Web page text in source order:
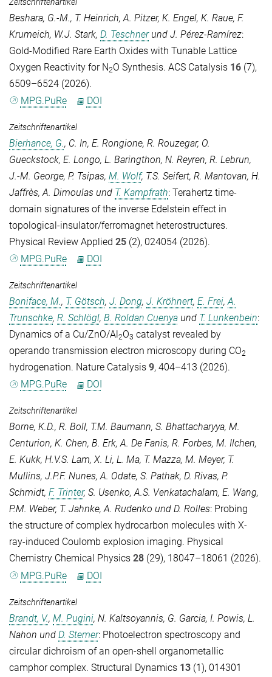
Beshara, G.-M., T. Heinrich, A. Pitzer, K. Engel, K. Raue, F.
Krumeich, W.J. Stark, D. Teschnerund J. Pérez-Ramírez:
Gold-Modified Rare Earth Oxides with Tunable Lattice
Oxygen Reactivity for N2O Synthesis. ACS Catalysis 16 (7),
6509–6524 (2026).
MPG.PuRe
DOI
Zeitschriftenartikel
Bierhance, G., C. In, E. Rongione, R. Rouzegar, O.
Gueckstock, E. Longo, L. Baringthon, N. Reyren, R. Lebrun,
J.-M. George, P. Tsipas, M. Wolf, T.S. Seifert, R. Mantovan, H.
Jaffrès,A. Dimoulas und T. Kampfrath: Terahertz time-
domain signatures of the inverse Edelstein effect in
topological-insulator/ferromagnet heterostructures.
Physical Review Applied 25 (2), 024054 (2026).
MPG.PuRe
DOI
Zeitschriftenartikel
Boniface, M., T. Götsch, J. Dong, J. Kröhnert, E. Frei,A.
Trunschke, R. Schlögl, B. Roldan Cuenya und T. Lunkenbein:
Dynamics of a Cu/ZnO/Al2O3 catalyst revealed by
operando transmission electron microscopy during CO2
hydrogenation. Nature Catalysis 9, 404–413 (2026).
MPG.PuRe
DOI
Zeitschriftenartikel
Borne, K.D., R. Boll, T.M. Baumann, S. Bhattacharyya, M.
Centurion, K. Chen, B. Erk,A. De Fanis, R. Forbes, M. Ilchen,
E. Kukk, H.V.S. Lam, X. Li, L. Ma, T. Mazza, M. Meyer, T.
Mullins, J.P.F. Nunes,A. Odate, S. Pathak, D. Rivas, P.
Schmidt, F. Trinter, S. Usenko,A.S. Venkatachalam, E. Wang,
P.M. Weber, T. Jahnke,A. Rudenko und D. Rolles: Probing
the structure of complex hydrocarbon molecules with X-
ray-induced Coulomb explosion imaging. Physical
Chemistry Chemical Physics 28 (29), 18047–18061 (2026).
MPG.PuRe
DOI
Zeitschriftenartikel
Brandt, V., M. Pugini, N. Kaltsoyannis, G. Garcia, I. Powis, L.
Nahon und D. Stemer: Photoelectron spectroscopy and
circular dichroism of an open-shell organometallic
camphor complex. Structural Dynamics 13 (1), 014301